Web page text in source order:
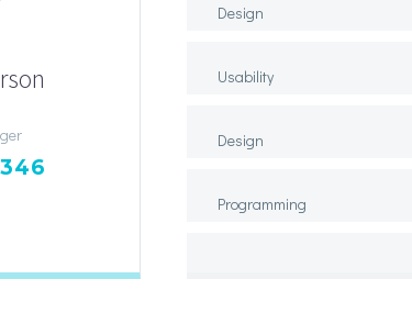
Design
Usability
Design
Programming